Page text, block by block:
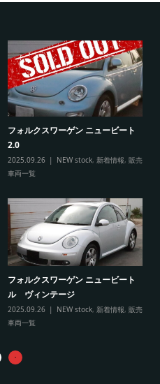
フォルクスワーゲン ニュービート
2.0
2025.09.26 NEW stock, 新着情報, 販売
車両一覧
フォルクスワーゲン ニュービート
ル ヴィンテージ
2025.09.26 NEW stock, 新着情報, 販売
車両一覧